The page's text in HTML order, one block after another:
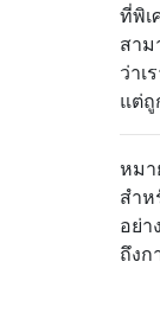
ที่พิเ
สาม
ว่าเ
แต่ถู
หมา
สำห
อย่า
ถึงก